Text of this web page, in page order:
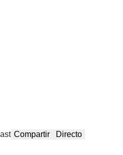
Compartir Directo